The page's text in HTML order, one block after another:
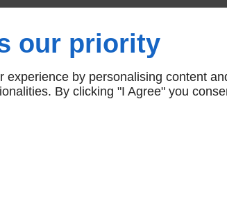
Brive-
our priority
experience by personalising content
By clicking "I Agree" you